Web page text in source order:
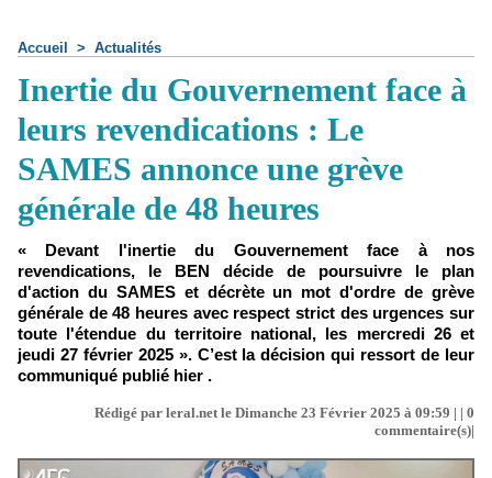
Accueil > Actualités
Inertie du Gouvernement face à
leurs revendications : Le
SAMES annonce une grève
générale de 48 heures
« Devant l'inertie du Gouvernement face à nos
revendications, le BEN décide de poursuivre le plan
d'action du SAMES et décrète un mot d'ordre de grève
générale de 48 heures avec respect strict des urgences sur
toute l'étendue du territoire national, les mercredi 26 et
jeudi 27 février 2025 ». C’est la décision qui ressort de leur
communiqué publié hier .
Rédigé par leral.net le Dimanche 23 Février 2025 à 09:59 | | 0
commentaire(s)|